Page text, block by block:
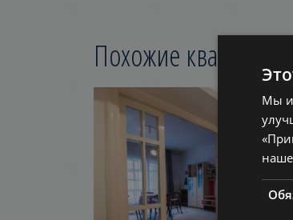
Похожие квартиры в
Мы